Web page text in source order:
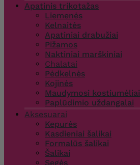
Apatinis trikotažas
Liemenės
Kelnaitės
Apatiniai drabužiai
Pižamos
Naktiniai marškiniai
Chalatai
Pėdkelnės
Kojinės
Maudymosi kostiumėliai
Paplūdimio uždangalai
Aksesuarai
Kepurės
Kasdieniai šalikai
Formalūs šalikai
Šalikai
Segės